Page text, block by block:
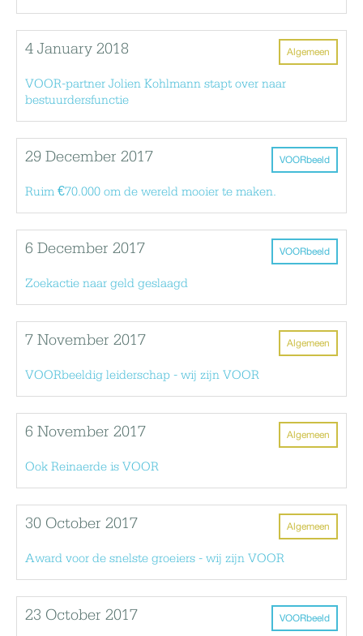
Algemeen
4 January 2018
VOOR-partner Jolien Kohlmann stapt over naar
bestuurdersfunctie
VOORbeeld
29 December 2017
Ruim €70.000 om de wereld mooier te maken.
VOORbeeld
6 December 2017
Zoekactie naar geld geslaagd
Algemeen
7 November 2017
VOORbeeldig leiderschap - wij zijn VOOR
Algemeen
6 November 2017
Ook Reinaerde is VOOR
Algemeen
30 October 2017
Award voor de snelste groeiers - wij zijn VOOR
VOORbeeld
23 October 2017